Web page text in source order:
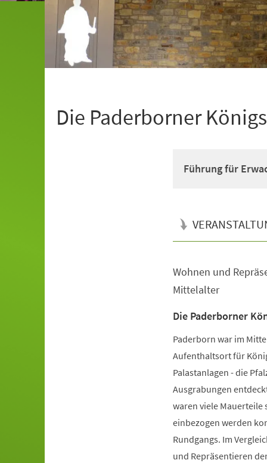
Die Paderborner
Führung für
Wohnen und
Mittelalter
Die Paderborner
Paderborn war im
Aufenthaltsort für
Palastanlagen - die
Ausgrabungen
waren viele Mauerteile
einbezogen werden
Rundgangs. Im
und Repräsentieren